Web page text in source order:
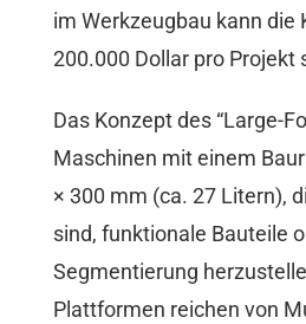
im Werkzeugbau kann die
200.000 Dollar pro Projekt
Das Konzept des “Large-
Maschinen mit einem
× 300 mm (ca. 27 Litern),
sind, funktionale Bauteile
Segmentierung
Plattformen reichen von